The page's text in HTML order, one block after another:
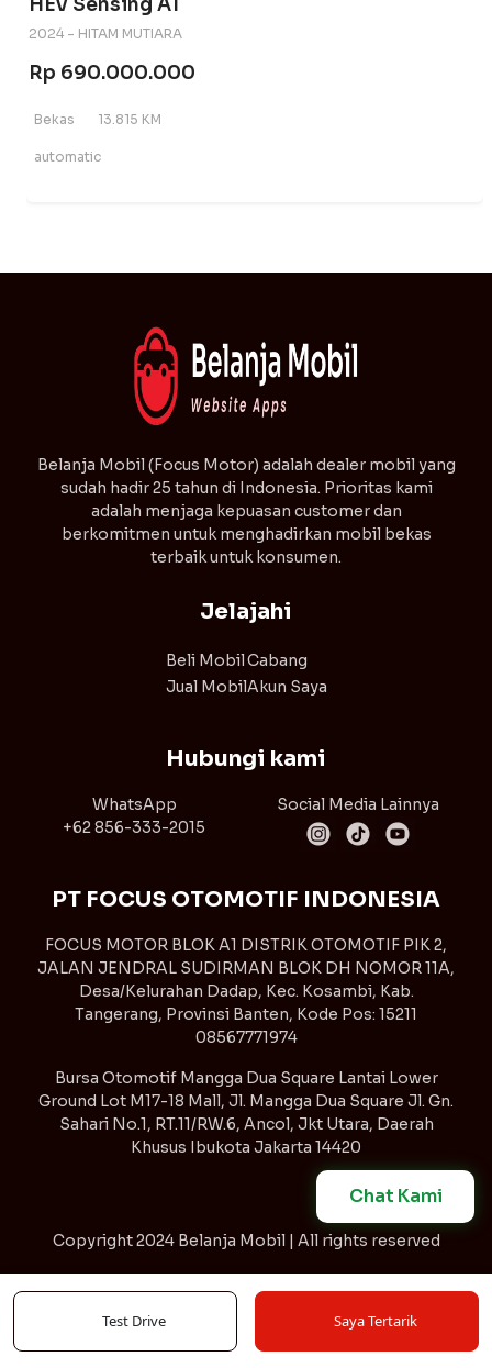
Chat Kami
2024 - HITAM MUTIARA
Rp 690.000.000
Bekas 13.815 KM
automatic
Test Drive Saya Tertarik
⁠Belanja Mobil (Focus Motor) adalah dealer mobil yang
sudah hadir 25 tahun di Indonesia. Prioritas kami
adalah menjaga kepuasan customer dan
berkomitmen untuk menghadirkan mobil bekas
terbaik untuk konsumen.
Jelajahi
Beli Mobil
Jual Mobil
Cabang
Akun Saya
Hubungi kami
WhatsApp
+62 856-333-2015
Social Media Lainnya
PT FOCUS OTOMOTIF INDONESIA
FOCUS MOTOR BLOK A1 DISTRIK OTOMOTIF PIK 2,
JALAN JENDRAL SUDIRMAN BLOK DH NOMOR 11A,
Desa/Kelurahan Dadap, Kec. Kosambi, Kab.
Tangerang, Provinsi Banten, Kode Pos: 15211
08567771974
Bursa Otomotif Mangga Dua Square Lantai Lower
Ground Lot M17-18 Mall, Jl. Mangga Dua Square Jl. Gn.
Sahari No.1, RT.11/RW.6, Ancol, Jkt Utara, Daerah
Khusus Ibukota Jakarta 14420
Copyright2024 Belanja Mobil | All rights reserved
Kebijakan Privasi